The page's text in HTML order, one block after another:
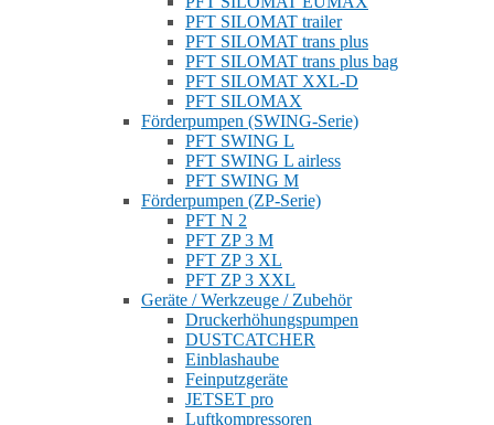
PFT SILOMAT trailer
PFT SILOMAT trans plus
PFT SILOMAT trans plus bag
PFT SILOMAT XXL-D
PFT SILOMAX
Förderpumpen (SWING-Serie)
PFT SWING L
PFT SWING L airless
PFT SWING M
Förderpumpen (ZP-Serie)
PFT N 2
PFT ZP 3 M
PFT ZP 3 XL
PFT ZP 3 XXL
Geräte / Werkzeuge / Zubehör
Druckerhöhungspumpen
DUSTCATCHER
Einblashaube
Feinputzgeräte
JETSET pro
Luftkompressoren